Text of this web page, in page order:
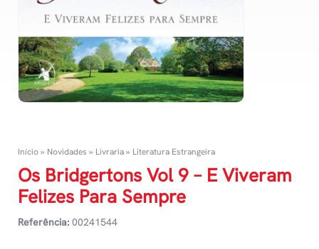
Início» Novidades » Livraria» Literatura Estrangeira
Os Bridgertons Vol 9 – E Viveram
Felizes Para Sempre
Referência: 00241544